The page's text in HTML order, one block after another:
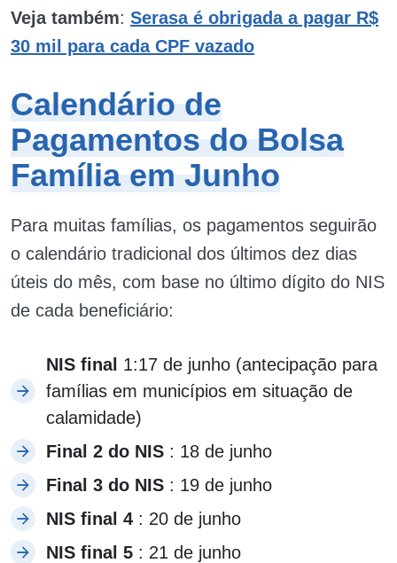
Veja também: Serasa é obrigada a pagar R$
30 mil para cada CPF vazado
Calendário de
Pagamentos do Bolsa
Família em Junho
Para muitas famílias, os pagamentos seguirão
o calendário tradicional dos últimos dez dias
úteis do mês, com base no último dígito do NIS
de cada beneficiário:
NIS final 1:17 de junho (antecipação para
famílias em municípios em situação de
calamidade)
Final 2 do NIS : 18 de junho
Final 3 do NIS : 19 de junho
NIS final 4 : 20 de junho
NIS final 5 : 21 de junho